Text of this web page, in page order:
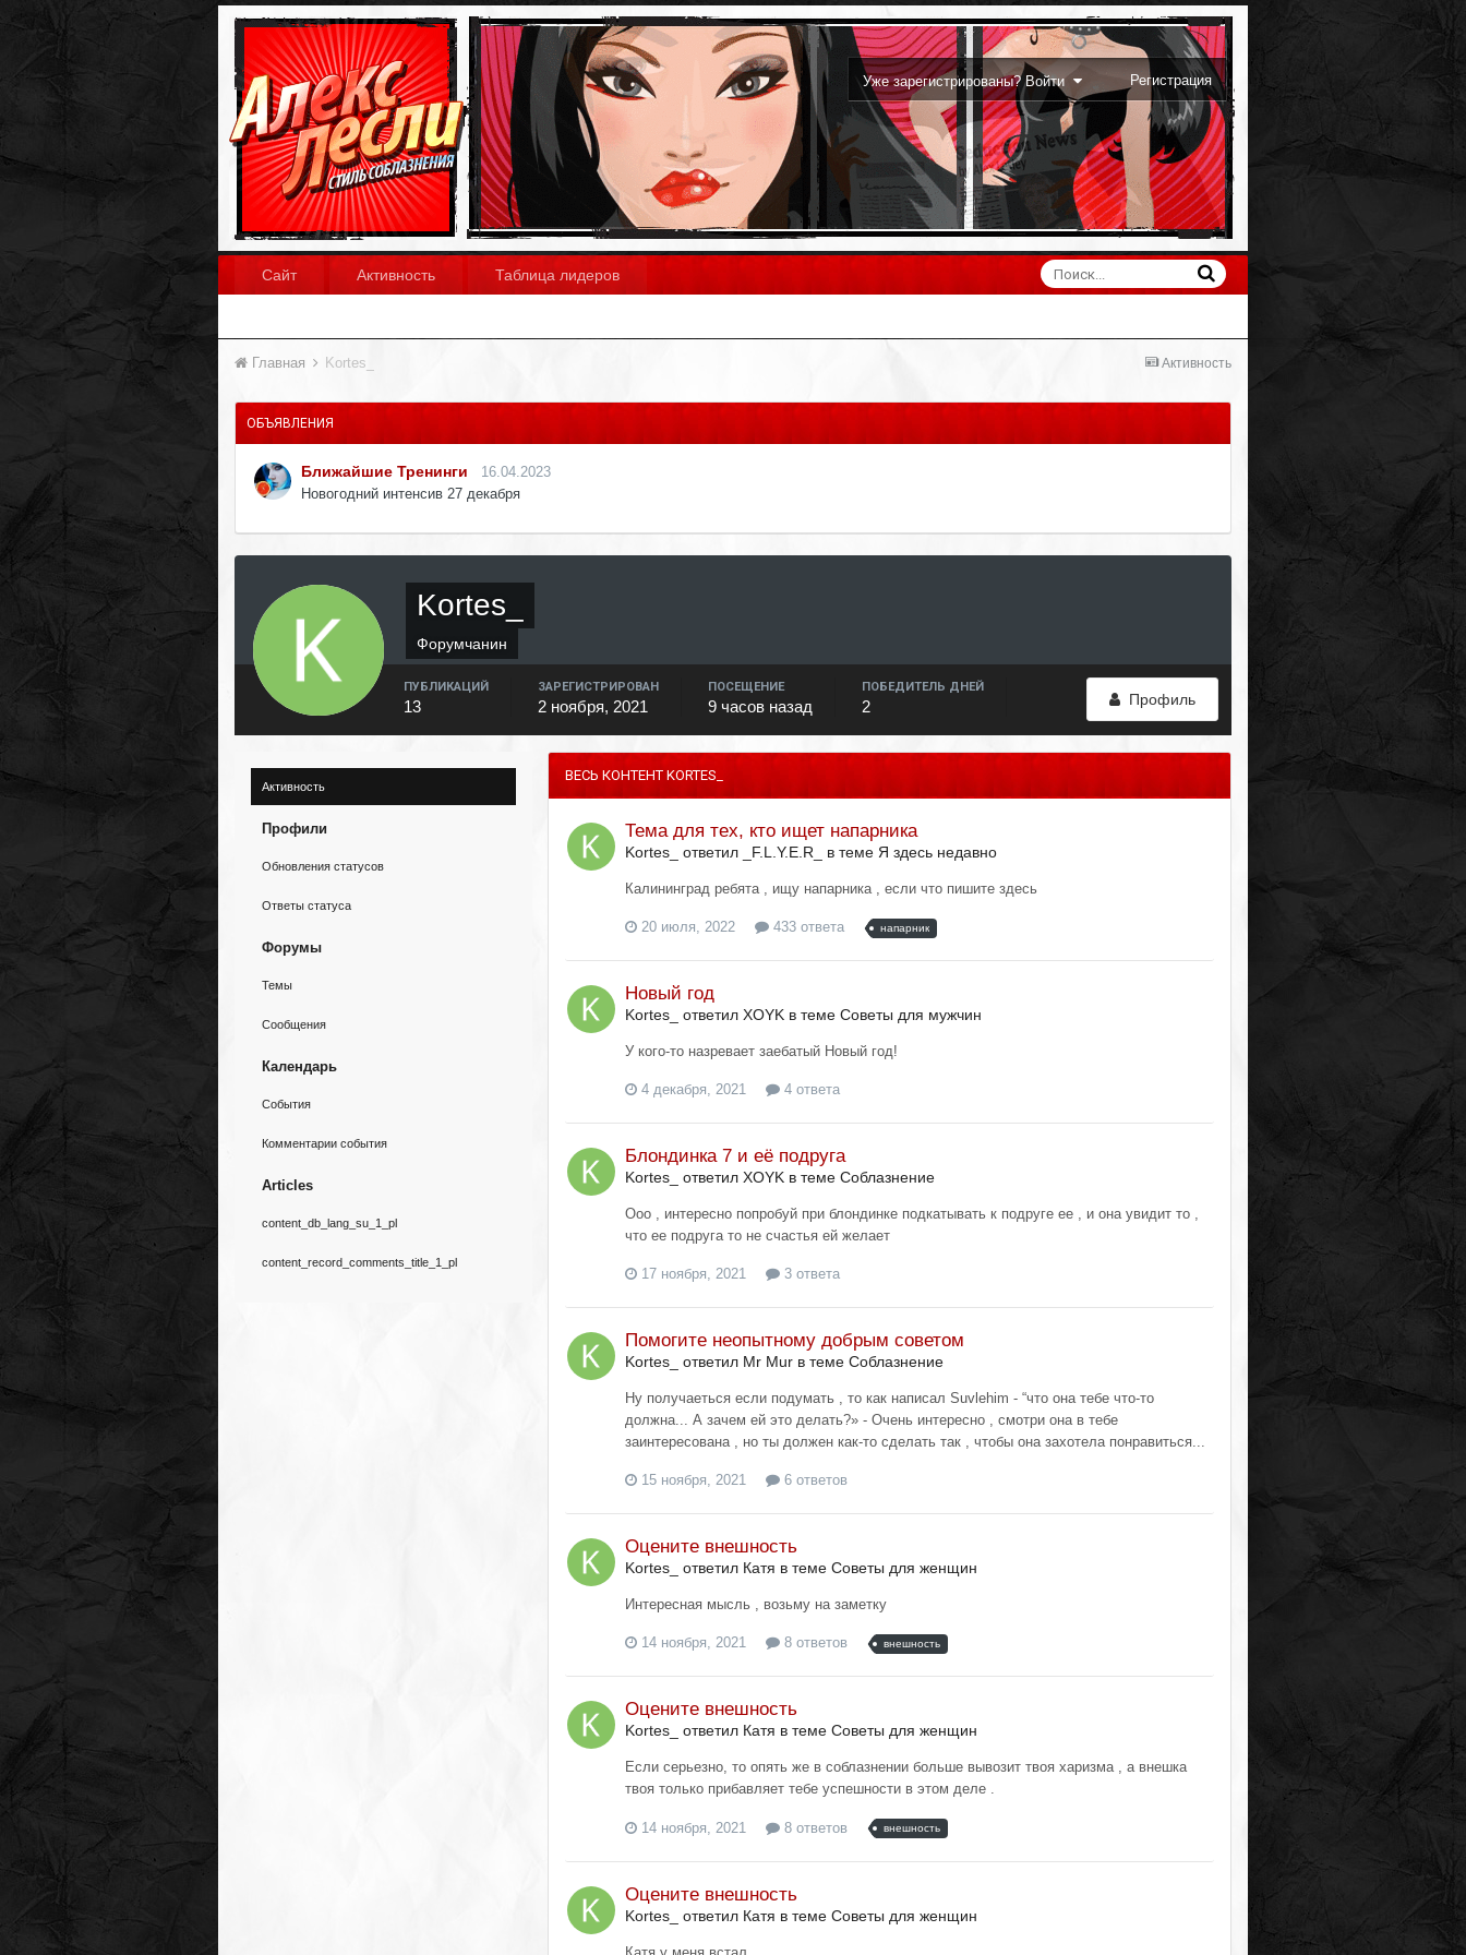
Уже зарегистрированы? Войти Регистрация
Сайт Активность Таблица лидеров
Активность
Главная Kortes_
ОБЪЯВЛЕНИЯ
Ближайшие Тренинги
16.04.2023
Новогодний интенсив 27 декабря
Kortes_
Форумчанин
Профиль
ПУБЛИКАЦИЙ
13
ЗАРЕГИСТРИРОВАН
2 ноября, 2021
ПОСЕЩЕНИЕ
9 часов назад
ПОБЕДИТЕЛЬ ДНЕЙ
2
Активность
Профили
Обновления статусов
Ответы статуса
Форумы
Темы
Сообщения
Календарь
События
Комментарии события
Articles
content_db_lang_su_1_pl
content_record_comments_title_1_pl
ВЕСЬ КОНТЕНТ KORTES_
Тема для тех, кто ищет напарника
Kortes_ ответил _F.L.Y.E.R_ в теме Я здесь недавно
Калининград ребята , ищу напарника , если что пишите здесь
20 июля, 2022 433 ответа напарник
Новый год
Kortes_ ответил XOYK в теме Советы для мужчин
У кого-то назревает заебатый Новый год!
4 декабря, 2021 4 ответа
Блондинка 7 и её подруга
Kortes_ ответил XOYK в теме Соблазнение
Ооо , интересно попробуй при блондинке подкатывать к подруге ее , и она увидит то ,
что ее подруга то не счастья ей желает
17 ноября, 2021 3 ответа
Помогите неопытному добрым советом
Kortes_ ответил Mr Mur в теме Соблазнение
Ну получаеться если подумать , то как написал Suvlehim - “что она тебе что-то
должна... А зачем ей это делать?» - Очень интересно , смотри она в тебе
заинтересована , но ты должен как-то сделать так , чтобы она захотела понравиться...
15 ноября, 2021 6 ответов
Оцените внешность
Kortes_ ответил Катя в теме Советы для женщин
Интересная мысль , возьму на заметку
14 ноября, 2021 8 ответов внешность
Оцените внешность
Kortes_ ответил Катя в теме Советы для женщин
Если серьезно, то опять же в соблазнении больше вывозит твоя харизма , а внешка
твоя только прибавляет тебе успешности в этом деле .
14 ноября, 2021 8 ответов внешность
Оцените внешность
Kortes_ ответил Катя в теме Советы для женщин